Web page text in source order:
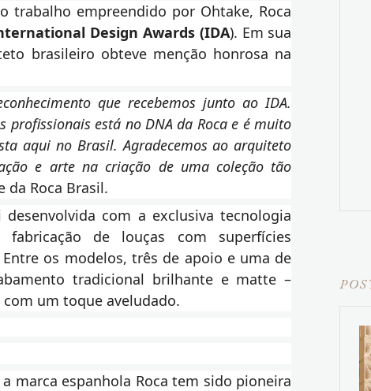
trabalho empreendido por Ohtake, Roca
Design Awards (IDA). Em sua
brasileiro obteve menção honrosa na
que recebemos junto ao IDA.
profissionais está no DNA da Roca e é muito
aqui no Brasil. Agradecemos ao arquiteto
e arte na criação de uma coleção tão
da Roca Brasil.
desenvolvida com a exclusiva tecnologia
de louças com superfícies
os modelos, três de apoio e uma de
tradicional brilhante e matte –
um toque aveludado.
marca espanhola Roca tem sido pioneira